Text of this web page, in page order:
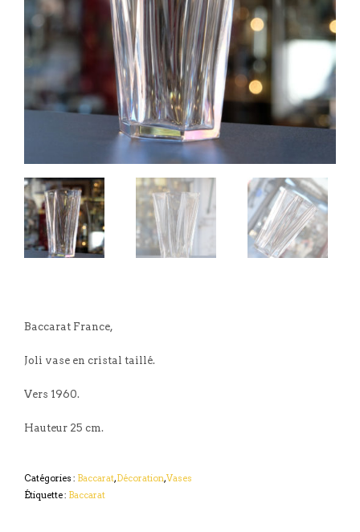
Baccarat France,
Joli vase en cristal taillé.
Vers 1960.
Hauteur 25 cm.
Catégories : Baccarat,Décoration,Vases
Étiquette : Baccarat